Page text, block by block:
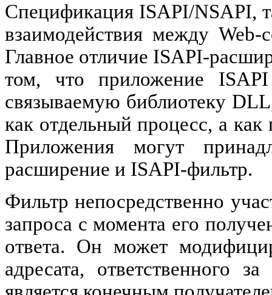
Спецификация ISAPI/NSAPI,
взаимодействия между
Главное отличие ISAPI-
том, что приложение ISAPI
связываемую библиотеку
как отдельный процесс, а
Приложения могут
расширение и ISAPI-фильтр.
Фильтр непосредственно
запроса с момента его
ответа. Он может
адресата, ответственного